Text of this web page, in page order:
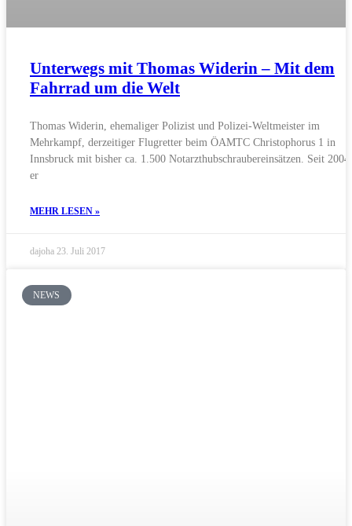
Unterwegs mit Thomas Widerin – Mit dem
Fahrrad um die Welt
Thomas Widerin, ehemaliger Polizist und Polizei-Weltmeister im
Mehrkampf, derzeitiger Flugretter beim ÖAMTC Christophorus 1 in
Innsbruck mit bisher ca. 1.500 Notarzthubschraubereinsätzen. Seit
er
MEHR LESEN »
dajoha 23. Juli 2017
NEWS